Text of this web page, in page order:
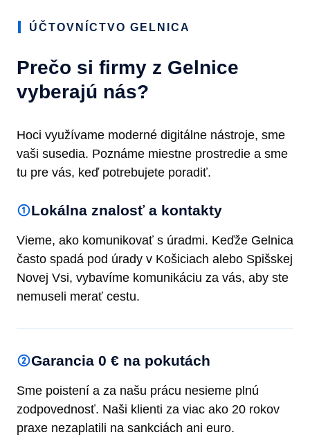
ÚČTOVNÍCTVO GELNICA
Prečo si firmy z Gelnice
vyberajú nás?
Hoci využívame moderné digitálne nástroje, sme
vaši susedia. Poznáme miestne prostredie a sme
tu pre vás, keď potrebujete poradiť.
Lokálna znalosť a kontakty
Vieme, ako komunikovať s úradmi. Keďže Gelnica
často spadá pod úrady v Košiciach alebo Spišskej
Novej Vsi, vybavíme komunikáciu za vás, aby ste
nemuseli merať cestu.
Garancia 0 € na pokutách
Sme poistení a za našu prácu nesieme plnú
zodpovednosť. Naši klienti za viac ako 20 rokov
praxe nezaplatili na sankciách ani euro.